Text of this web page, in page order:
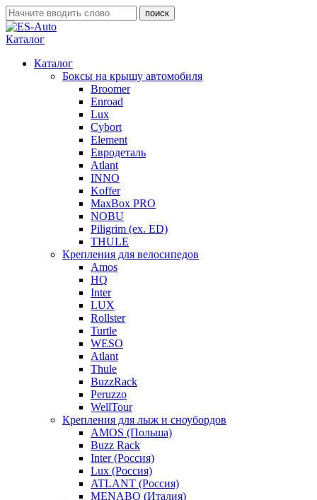
Каталог
Каталог
Боксы на крышу автомобиля
Broomer
Enroad
Lux
Cybort
Element
Евродеталь
Atlant
INNO
Koffer
MaxBox PRO
NOBU
Piligrim (ex. ED)
THULE
Крепления для велосипедов
Amos
HQ
Inter
LUX
Rollster
Turtle
WESO
Atlant
Thule
BuzzRack
Peruzzo
WellTour
Крепления для лыж и сноубордов
AMOS (Польша)
Buzz Rack
Inter (Россия)
Lux (Россия)
ATLANT (Россия)
MENABO (Италия)